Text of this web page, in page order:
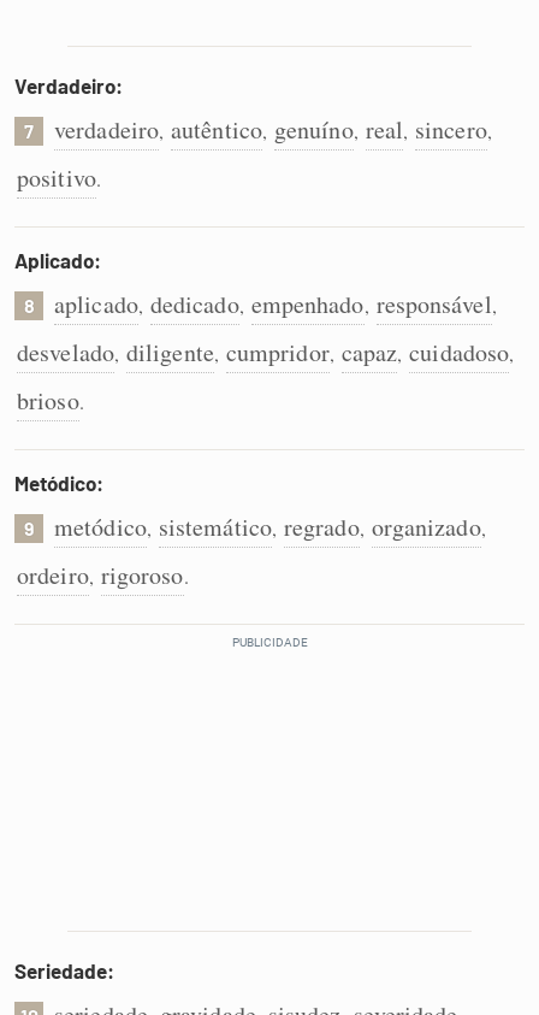
Verdadeiro:
7 verdadeiro, autêntico, genuíno, real, sincero,
positivo.
Aplicado:
8 aplicado, dedicado, empenhado, responsável,
desvelado, diligente, cumpridor, capaz, cuidadoso,
brioso.
Metódico:
9 metódico, sistemático, regrado, organizado,
ordeiro, rigoroso.
Seriedade: